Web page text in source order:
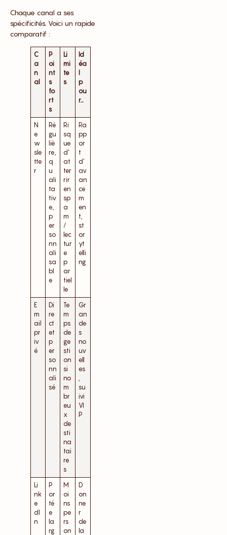
Chaque canal a ses
spécificités. Voici un rapide
comparatif :
C
a
n
al
P
oi
nt
s
fo
rt
s
Li
mi
te
s
Id
éa
l
p
ou
r…
N
e
w
sle
tte
r
Ré
gu
liè
re,
q
u
ali
ta
tiv
e,
p
er
so
nn
ali
sa
bl
e
Ri
sq
ue
d’
at
ter
rir
en
sp
a
m
/
lec
tur
e
p
ar
tiel
le
Ra
pp
or
t
d’
av
an
ce
m
en
t,
st
or
yt
elli
ng
E
m
ail
pr
iv
é
Di
re
ct
et
p
er
so
nn
ali
sé
Te
m
ps
de
ge
sti
on
si
no
m
br
eu
x
de
sti
na
tai
re
s
Gr
an
de
s
no
uv
ell
es
su
ivi
VI
P
Li
nk
e
dI
n
P
or
té
e
la
rg
M
oi
ns
pe
rs
on
D
on
ne
r
de
la